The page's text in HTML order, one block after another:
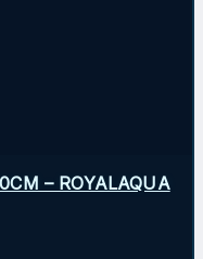
– ROYALAQUA